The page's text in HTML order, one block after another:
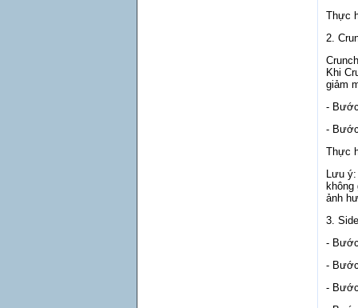
Thực
2.
Khi
giảm
-
-
Thực
Lưu
ảnh
3.
-
-
-